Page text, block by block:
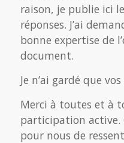
raison, je publie ici
réponses. J’ai
bonne expertise de
document.
Je n’ai gardé que
Merci à toutes et à
participation active.
pour nous de